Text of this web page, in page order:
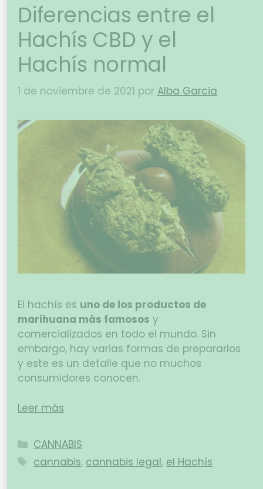
Diferencias entre el
Hachís CBD y el
Hachís normal
1 de noviembre de 2021 por Alba Garcia
El hachís es uno de los productos de
marihuana más famosos y
comercializados en todo el mundo. Sin
embargo, hay varias formas de prepararlos
y este es un detalle que no muchos
consumidores conocen.
Leer más
CANNABIS
cannabis, cannabis legal, el Hachís